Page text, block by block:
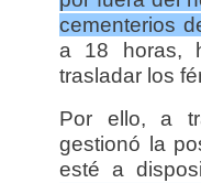
cementerios
a 18 horas,
trasladar los
Por ello, a
gestionó la
esté a